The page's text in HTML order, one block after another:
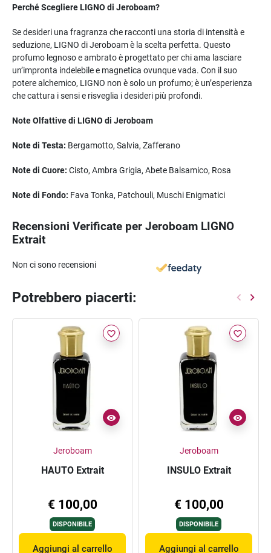
Perché Scegliere LIGNO di Jeroboam?
Se desideri una fragranza che racconti una storia di intensità e
seduzione, LIGNO di Jeroboam è la scelta perfetta. Questo
profumo legnoso e ambrato è progettato per chi ama lasciare
un’impronta indelebile e magnetica ovunque vada. Con il suo
potere alchemico, LIGNO non è solo un profumo; è un’esperienza
che cattura i sensi e risveglia i desideri più profondi.
Note Olfattive di LIGNO di Jeroboam
Note di Testa: Bergamotto, Salvia, Zafferano
Note di Cuore: Cisto, Ambra Grigia, Abete Balsamico, Rosa
Note di Fondo: Fava Tonka, Patchouli, Muschi Enigmatici
Recensioni Verificate per Jeroboam LIGNO
Extrait
Non ci sono recensioni
Potrebbero piacerti:
favorite_border
Jeroboam
HAUTO Extrait
€ 100,00
DISPONIBILE
Aggiungi al carrello
favorite_border
Jeroboam
INSULO Extrait
€ 100,00
DISPONIBILE
Aggiungi al carrello